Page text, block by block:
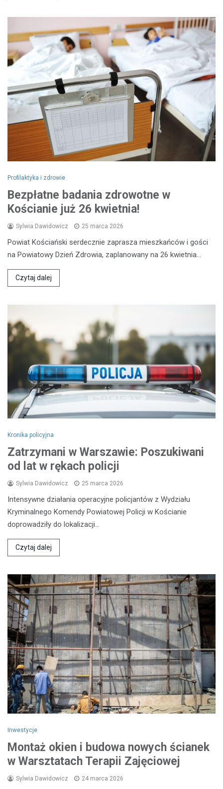
Profilaktyka i zdrowie
Bezpłatne badania zdrowotne w
Kościanie już 26 kwietnia!
Sylwia Dawidowicz 25 marca 2026
Powiat Kościański serdecznie zaprasza mieszkańców i gości
na Powiatowy Dzień Zdrowia, zaplanowany na 26 kwietnia…
Czytaj dalej
Kronika policyjna
Zatrzymani w Warszawie: Poszukiwani
od lat w rękach policji
Sylwia Dawidowicz 25 marca 2026
Intensywne działania operacyjne policjantów z Wydziału
Kryminalnego Komendy Powiatowej Policji w Kościanie
doprowadziły do lokalizacji…
Czytaj dalej
Inwestycje
Montaż okien i budowa nowych ścianek
w Warsztatach Terapii Zajęciowej
Sylwia Dawidowicz 24 marca 2026